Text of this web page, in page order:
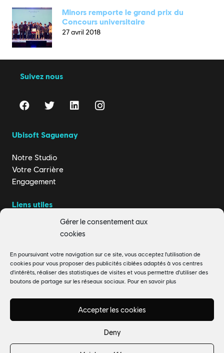
Gérer le consentement aux
cookies
En poursuivant votre navigation sur ce site, vous acceptez l'utilisation de
cookies pour vous proposer des publicités ciblées adaptés à vos centres
d'intérêts, réaliser des statistiques de visites et vous permettre d'utiliser des
boutons de partage sur les réseaux sociaux. Pour en savoir plus
Accepter les cookies
Deny
Minors remporte le grand prix du
Concours universitaire
27 avril 2018
Suivez nous
Ubisoft Saguenay
Notre Studio
Votre Carrière
Engagement
Liens utiles
Charte de confidentialité
Termes
Ubisoft au Canada
Montreal
Saguenay